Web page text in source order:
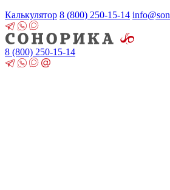
Калькулятор 8 (800) 250-15-14
8 (800) 250-15-14